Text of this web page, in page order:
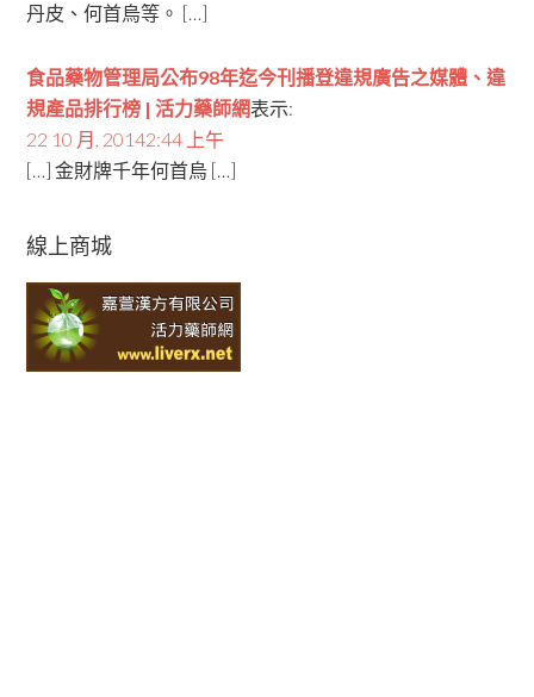
丹皮、何首烏等。 […]
食品藥物管理局公布98年迄今刊播登違規廣告之媒體、違
規產品排行榜 | 活力藥師網表示:
22 10 月, 20142:44 上午
[…] 金財牌千年何首烏 […]
線上商城